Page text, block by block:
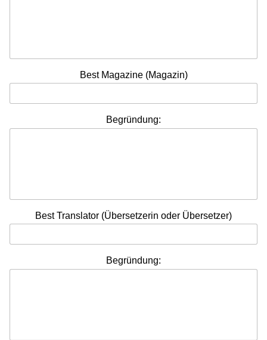
Best Magazine (Magazin)
Begründung:
Best Translator (Übersetzerin oder Übersetzer)
Begründung: